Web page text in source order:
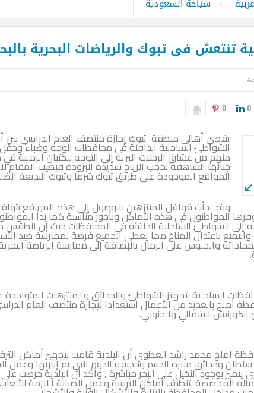
(حمالة الحطب).. العمالة وديمقراطية الدم في السودان .. بقلم الصحفي الكبير محمد
سياحة السعودية
تنتعش فى تبوك والرياضات البحرية
0
0
يقضي أهالي منطقة تبوك إجازة منتصف العام الدراسي بين
الشواطئ الساحلية الدافئة في محافظات الوجه وضباء
منهم من عشاق الرحلات البرية إلى التوجه للكثبان
جبالها الشاهقة بحجب الرياح شديدة البرودة فيطيب المقام
المواقع الموجودة على طريق تبوك شرما وتبوك البديعة
وقد بدأت قوافل المتنزهين بالوصول إلى هذه المواقع
المواطنون في هذه الأماكن وبأجور مناسبة كما بدأ
إلى الشواطئ الساحلية الدافئة في المحافظات حيث إن
باعتدال المناخ مما يعطي الجميع فرصة لممارسة صيد
والجلوس على الرمال بالإضافة إلى ممارسة الرياضة
الساحلية بتجهيز الشواطئ والحدائق والمنتزهات
أملج بالعديد من الأعمال استعدادا لإجازة منتصف العام
الشمالي والجنوبي.
املج محمد راشد العطوي أن البلدية قامت بتجهيز أماكن
وحدائق منتزه الدقم وحديقة الدوم التي تم إنارتها وعمل
بوجود النخيل على البحر مباشرة , وأكد أن البلدية حرصت
المخصصة لتنظيف أماكن الترفية وعمل الصيانة اللازمة